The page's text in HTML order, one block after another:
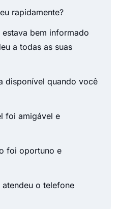
rapidamente?
bem informado
a todas as suas
disponível quando você
foi amigável e
foi oportuno e
o telefone